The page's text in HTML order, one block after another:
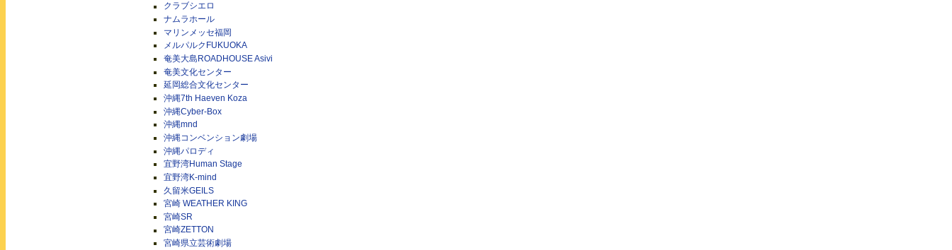
クラブシエロ
ナムラホール
マリンメッセ福岡
メルパルクFUKUOKA
奄美大島ROADHOUSE Asivi
奄美文化センター
延岡総合文化センター
沖縄7th Haeven Koza
沖縄Cyber-Box
沖縄mnd
沖縄コンベンション劇場
沖縄パロディ
宜野湾Human Stage
宜野湾K-mind
久留米GEILS
宮崎 WEATHER KING
宮崎SR
宮崎ZETTON
宮崎県立芸術劇場